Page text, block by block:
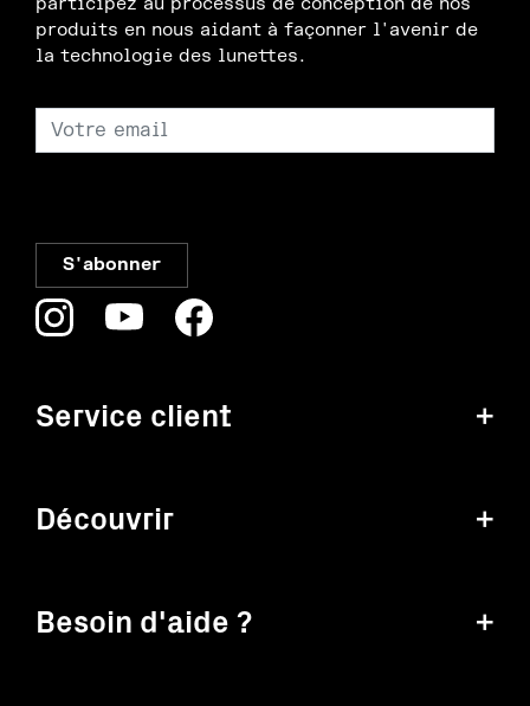
participez au processus de conception de nos
produits en nous aidant à façonner l'avenir de
la technologie des lunettes.
Service client +
Découvrir +
Besoin d'aide ? +